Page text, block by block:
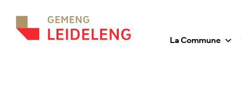
La Commune